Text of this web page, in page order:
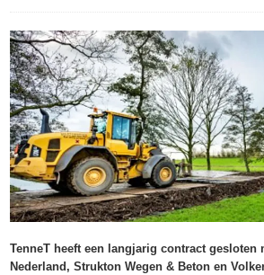
TenneT heeft een langjarig contract gesloten
Nederland, Strukton Wegen & Beton en